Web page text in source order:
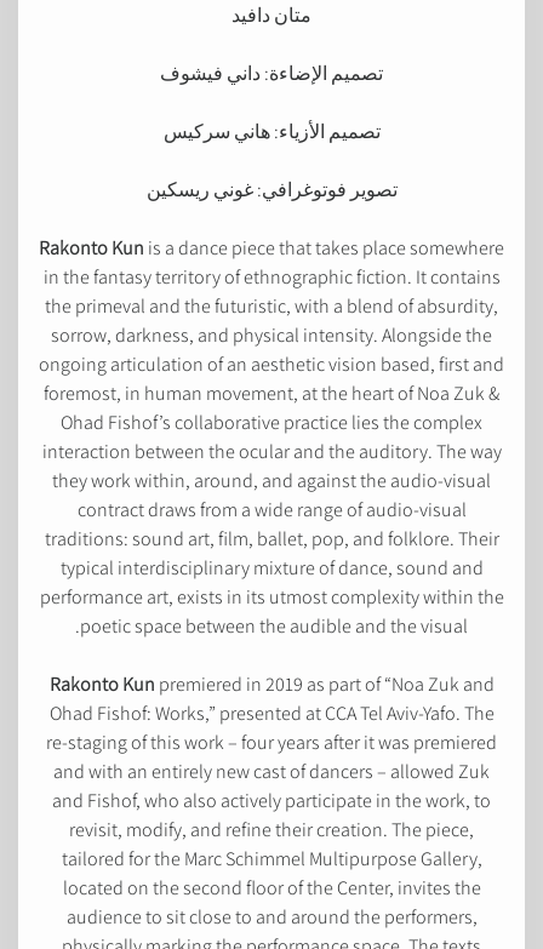
متان دافيد
تصميم الإضاءة: داني فيشوف
تصميم الأزياء: هاني سركيس
تصوير فوتوغرافي: غوني ريسكين
Rakonto Kun is a dance piece that takes place somewhere
in the fantasy territory of ethnographic fiction. It contains
the primeval and the futuristic, with a blend of absurdity,
sorrow, darkness, and physical intensity. Alongside the
ongoing articulation of an aesthetic vision based, first and
foremost, in human movement, at the heart of Noa Zuk &
Ohad Fishof’s collaborative practice lies the complex
interaction between the ocular and the auditory. The way
they work within, around, and against the audio-visual
contract draws from a wide range of audio-visual
traditions: sound art, film, ballet, pop, and folklore. Their
typical interdisciplinary mixture of dance, sound and
performance art, exists in its utmost complexity within the
poetic space between the audible and the visual.
Rakonto Kun premiered in 2019 as part of “Noa Zuk and
Ohad Fishof: Works,” presented at CCA Tel Aviv-Yafo. The
re-staging of this work – four years after it was premiered
and with an entirely new cast of dancers – allowed Zuk
and Fishof, who also actively participate in the work, to
revisit, modify, and refine their creation. The piece,
tailored for the Marc Schimmel Multipurpose Gallery,
located on the second floor of the Center, invites the
audience to sit close to and around the performers,